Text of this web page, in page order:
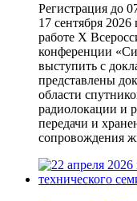
Регистрация до
17 сентября
работе Х
конференции
выступить с
представлены
области
радиолокации и
передачи и
сопровождения